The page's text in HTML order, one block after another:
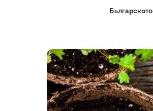
Българското